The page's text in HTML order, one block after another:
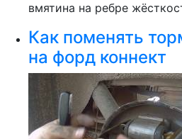
вмятина на ребре
Как поменять
на форд коннект